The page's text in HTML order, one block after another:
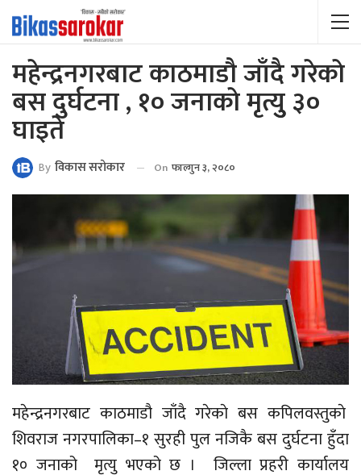
महेन्द्रनगरबाट काठमाडौ जाँदै गरेकाे
बस दुर्घटना , १० जनाकाे मृत्युु ३०
घाइते
By विकास सराेकार On फाल्गुन ३, २०८०
महेन्द्रनगरबाट काठमाडौ जाँदै गरेकाे बस कपिलवस्तुकाे
शिवराज नगरपालिका–१ सुरही पुल नजिकै बस दुर्घटना हुँदा
१० जनाको मृत्यु भएको छ । जिल्ला प्रहरी कार्यालय